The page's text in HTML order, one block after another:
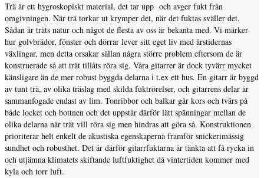
Trä är ett hygroskopiskt material, det tar upp och avger fukt från
omgivningen. När trä torkar ut krymper det, när det fuktas sväller det.
Sådan är träts natur och något de flesta av oss är bekanta med. Vi märker
hur golvbrädor, fönster och dörrar lever sitt eget liv med årstidernas
växlingar, men detta orsakar sällan några större problem eftersom de är
konstruerade så att trät tillåts röra sig. Våra gitarrer är dock tyvärr mycket
känsligare än de mer robust byggda delarna i t.ex ett hus. En gitarr är byggd
av tunt trä, av olika träslag med skilda fuktrörelser, och gitarrens delar är
sammanfogade endast av lim. Tonribbor och balkar går kors och tvärs på
både locket och bottnen och det uppstår därför lätt spänningar mellan de
olika delarna när trät vill röra sig men hindras att göra så. Konstruktionen
prioriterar helt enkelt de akustiska egenskaperna framför snickerimässig
sundhet och robusthet. Det är därför gitarrfuktarna är tänkta att få rycka in
och utjämna klimatets skiftande luftfuktighet då vintertiden kommer med
kyla och torr luft.